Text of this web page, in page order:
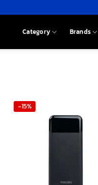
Category Brands
-15%